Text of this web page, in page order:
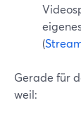
(
Gerade für
weil: